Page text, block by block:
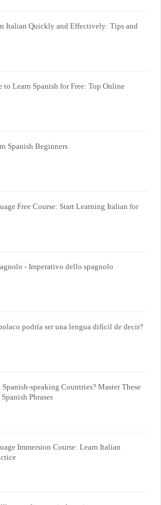
Italian Quickly and Effectively: Tips and
to Learn Spanish for Free: Top Online
Spanish Beginners
Free Course: Start Learning Italian for
- Imperativo dello spagnolo
podría ser una lengua difícil de decir?
speaking Countries? Master These
Phrases
Immersion Course: Learn Italian